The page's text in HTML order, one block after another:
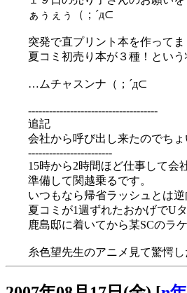
ぁぅぇぅ（；´д⊂
突発で直プリント本を作ってま
夏コミ初売り本が３種！という
…ムチャスンナ（；´д⊂
-------------------------------------
追記
会社から呼び出し来たのでち
------------------------
15時から2時間ほど仕事して会
準備して関越乗るです。
いつもなら帰省ラッシュとは
夏コミが1週ずれたおかげでU
鹿島邸に着いてから某SCのラ
糸色望先生のアニメ見て驚愕